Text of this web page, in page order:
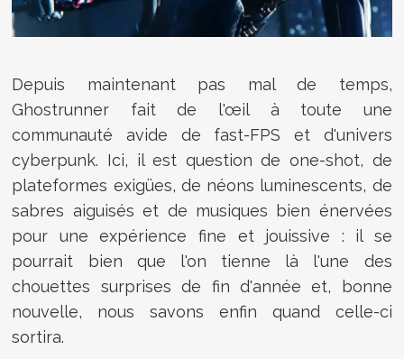
Depuis maintenant pas mal de temps,
Ghostrunner fait de l'œil à toute une
communauté avide de fast-FPS et d'univers
cyberpunk. Ici, il est question de one-shot, de
plateformes exigües, de néons luminescents, de
sabres aiguisés et de musiques bien énervées
pour une expérience fine et jouissive : il se
pourrait bien que l'on tienne là l'une des
chouettes surprises de fin d'année et, bonne
nouvelle, nous savons enfin quand celle-ci
sortira.